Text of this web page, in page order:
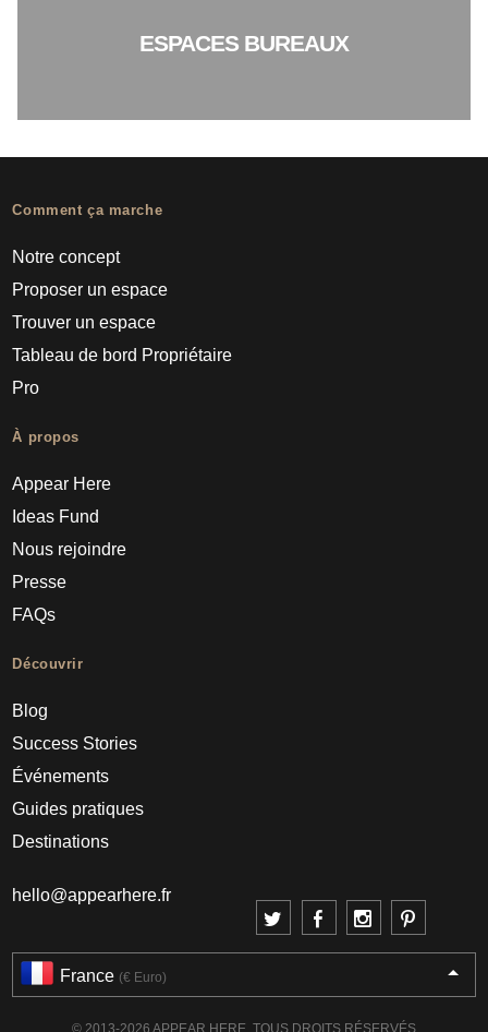
ESPACES BUREAUX
Comment ça marche
Notre concept
Proposer un espace
Trouver un espace
Tableau de bord Propriétaire
Pro
À propos
Appear Here
Ideas Fund
Nous rejoindre
Presse
FAQs
Découvrir
Blog
Success Stories
Événements
Guides pratiques
Destinations
hello@appearhere.fr
France (€ Euro)
© 2013-2026 APPEAR HERE. TOUS DROITS RÉSERVÉS